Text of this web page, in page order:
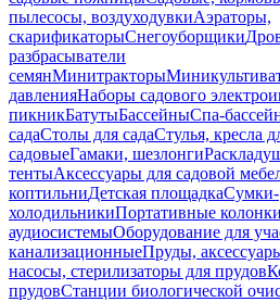
пылесосы, воздуходувкиАэраторы,
скарификаторыСнегоуборщики
разбрасыватели
семянМинитракторы
давленияНаборы садового
пикникБатутыБассейныСпа-
садаСтолы для садаСтулья, кресла
садовыеГамаки, шезлонги
тентыАксессуары для садовой
коптильниДетская площадкаСумки-
холодильникиПортативные
аудиосистемыОборудование для
канализационныеПруды,
насосы, стерилизаторы для прудов
прудовСтанции биологической